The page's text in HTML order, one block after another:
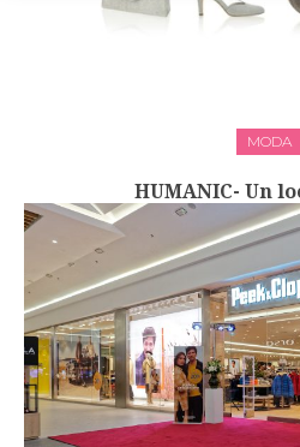
MODA
HUMANIC- Un